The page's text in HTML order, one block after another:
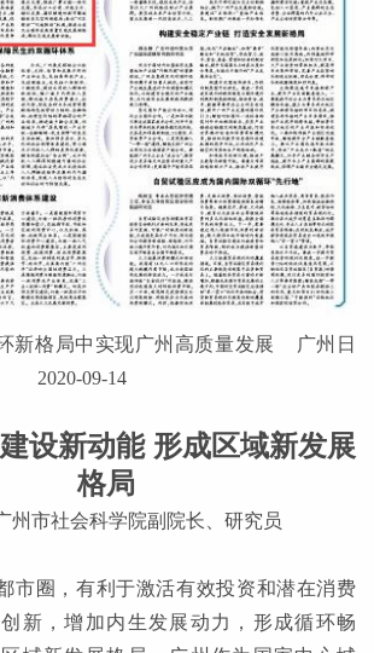
新格局中实现广州高质量发展 广州日
2020-09-14
设新动能 形成区域新发展
格局
州市社会科学院副院长、研究员
圈，有利于激活有效投资和潜在消费
新，增加内生发展动力，形成循环畅